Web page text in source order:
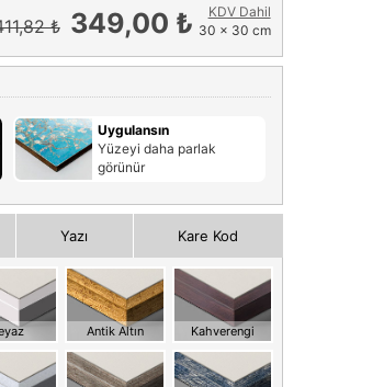
₺ 349,00 ₺
KDV Dahil
30 x 30 cm
Uygulansın
Yüzeyi daha parlak
görünür
Yazı Kare Kod
Antik Altın Kahverengi